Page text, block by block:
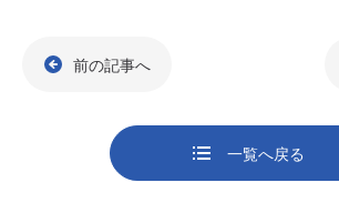
o
o
k
前の記事へ
一覧へ戻る